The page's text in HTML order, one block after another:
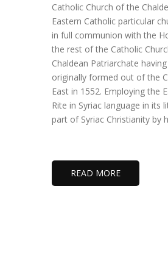
Catholic Church of the
Eastern Catholic particular
in full communion with the
the rest of the Catholic
Chaldean Patriarchate
originally formed out of the
East in 1552. Employing the
Rite in Syriac language in its
part of Syriac Christianity by
READ MORE